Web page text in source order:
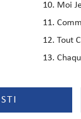
Moi
Tout